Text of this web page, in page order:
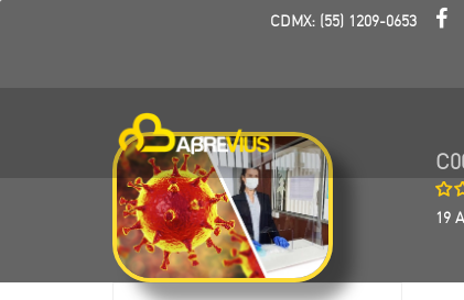
CDMX: (55) 1209-0653
19